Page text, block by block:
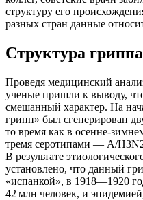
структуру его
разных стран данные
Структура гриппа
Проведя медицинский
ученые пришли к выводу,
смешанный характер. На
грипп» был сгенерирован
то время как в осенне-
тремя серотипами — А/
В результате
установлено, что данный
«испанкой», в 1918—1920
42 млн человек, и